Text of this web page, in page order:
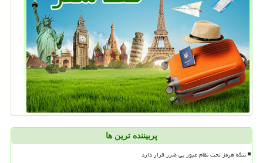
پربیننده ترین ها
تنگه هرمز تحت نظام عبور بی ضرر قرار دارد